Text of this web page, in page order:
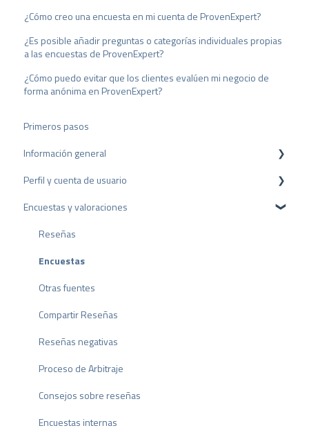
¿Cómo creo una encuesta en mi cuenta de ProvenExpert?
¿Es posible añadir preguntas o categorías individuales propias
a las encuestas de ProvenExpert?
¿Cómo puedo evitar que los clientes evalúen mi negocio de
forma anónima en ProvenExpert?
Primeros pasos
Información general
Protección de datos
Paquetes y precios
API
Perfil y cuenta de usuario
Configuración del perfil
Cuenta de usuario
Facturación
Encuestas y valoraciones
Reseñas
Encuestas
Otras fuentes
Compartir Reseñas
Reseñas negativas
Proceso de Arbitraje
Consejos sobre reseñas
Encuestas internas